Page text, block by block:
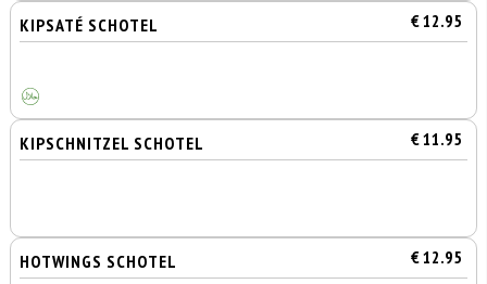
KIPSATÉ SCHOTEL € 12.95
KIPSCHNITZEL SCHOTEL € 11.95
HOTWINGS SCHOTEL € 12.95